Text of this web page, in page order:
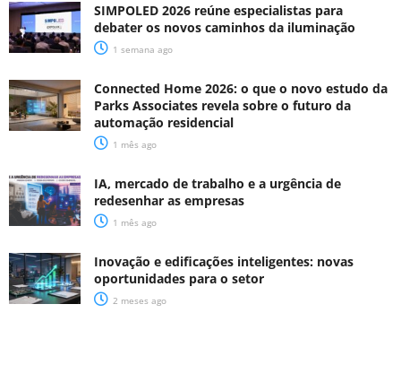
SIMPOLED 2026 reúne especialistas para
debater os novos caminhos da iluminação
1 semana ago
Connected Home 2026: o que o novo estudo da
Parks Associates revela sobre o futuro da
automação residencial
1 mês ago
IA, mercado de trabalho e a urgência de
redesenhar as empresas
1 mês ago
Inovação e edificações inteligentes: novas
oportunidades para o setor
2 meses ago